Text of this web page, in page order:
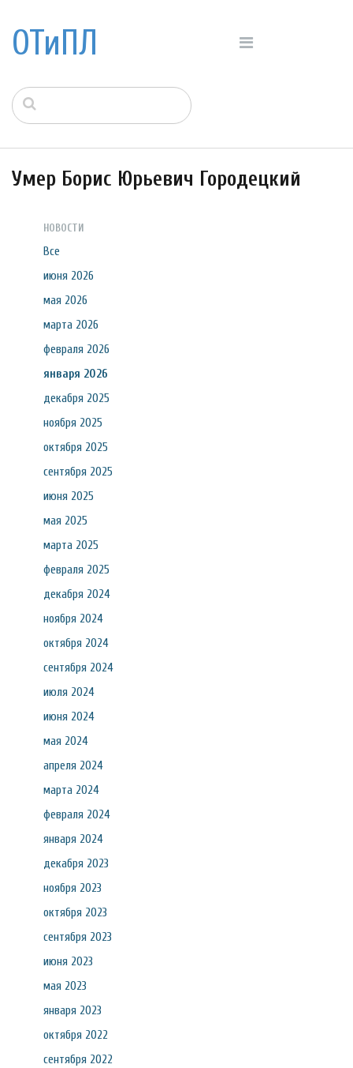
ОТиПЛ
Умер Борис Юрьевич Городецкий
НОВОСТИ
Все
июня 2026
мая 2026
марта 2026
февраля 2026
января 2026
декабря 2025
ноября 2025
октября 2025
сентября 2025
июня 2025
мая 2025
марта 2025
февраля 2025
декабря 2024
ноября 2024
октября 2024
сентября 2024
июля 2024
июня 2024
мая 2024
апреля 2024
марта 2024
февраля 2024
января 2024
декабря 2023
ноября 2023
октября 2023
сентября 2023
июня 2023
мая 2023
января 2023
октября 2022
сентября 2022